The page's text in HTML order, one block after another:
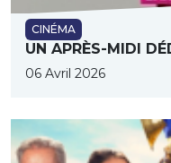
CINÉMA
UN APRÈS-MIDI
06 Avril 2026